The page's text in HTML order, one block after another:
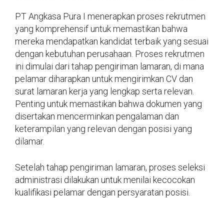
PT Angkasa Pura I menerapkan proses rekrutmen
yang komprehensif untuk memastikan bahwa
mereka mendapatkan kandidat terbaik yang sesuai
dengan kebutuhan perusahaan. Proses rekrutmen
ini dimulai dari tahap pengiriman lamaran, di mana
pelamar diharapkan untuk mengirimkan CV dan
surat lamaran kerja yang lengkap serta relevan.
Penting untuk memastikan bahwa dokumen yang
disertakan mencerminkan pengalaman dan
keterampilan yang relevan dengan posisi yang
dilamar.
Setelah tahap pengiriman lamaran, proses seleksi
administrasi dilakukan untuk menilai kecocokan
kualifikasi pelamar dengan persyaratan posisi.